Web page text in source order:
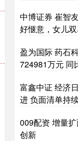
中博证券 崔智
好惬意，女儿
盈为国际 药石
724981万元 同
富鑫中证 经济
进 负面清单持
009配资 增量
创新